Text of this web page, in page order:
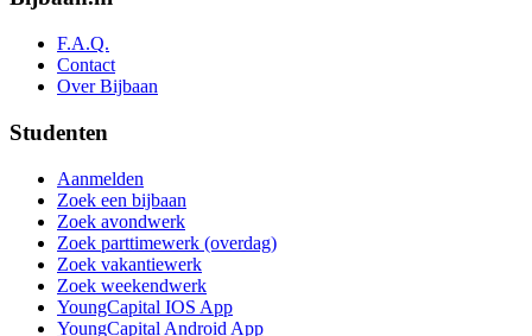
F.A.Q.
Contact
Over Bijbaan
Studenten
Aanmelden
Zoek een bijbaan
Zoek avondwerk
Zoek parttimewerk (overdag)
Zoek vakantiewerk
Zoek weekendwerk
YoungCapital IOS App
YoungCapital Android App